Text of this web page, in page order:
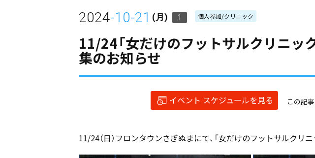
2024-10-21 (月) 1 個人参加/クリニック
11/24「女だけのフットサルクリニッ
集のお知らせ
イベント スケジュールを見る この記
11/24（日）フロンタウンさぎぬまにて、「女だけのフットサルクリニ